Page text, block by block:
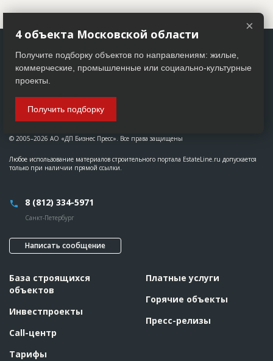
© 2005–2026 АО «ДП Бизнес Пресс». Все права защищены
Любое использование материалов строительного портала EstateLine.ru допускается
только при наличии прямой ссылки.
8 (812) 334-5971
Санкт-Петербург
Написать сообщение
База строящихся
объектов
Инвестпроекты
Call-центр
Тарифы
Платные услуги
Горячие объекты
Пресс-релизы
×
4 объекта Московской области
Получите подборку объектов по направлениям: жилые,
коммерческие, промышленные или социально-культурные
проекты.
Получить подборку